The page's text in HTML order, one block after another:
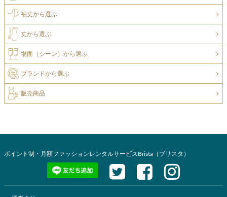
袖丈から選ぶ
丈から選ぶ
場面（シーン）から選ぶ
ブランドから選ぶ
販売商品
ポイント制・月額ファッションレンタルサービスBrista（ブリスタ）